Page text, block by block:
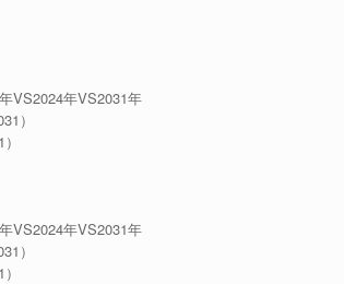
VS2024年VS2031年
）
VS2024年VS2031年
）